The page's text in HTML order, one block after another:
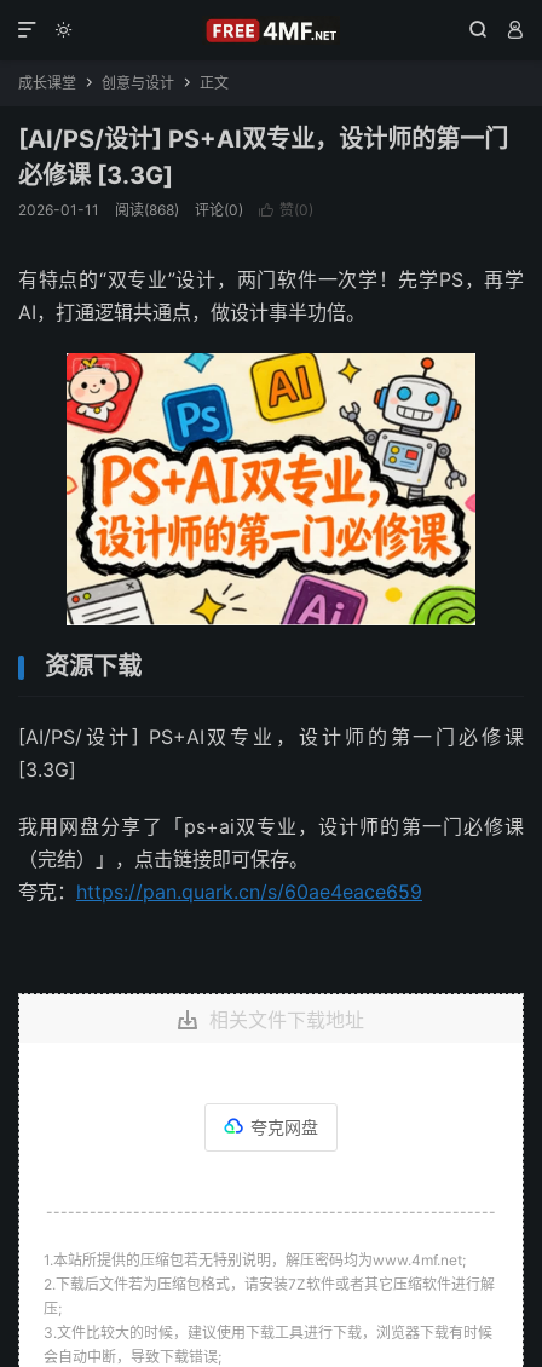
  

成长课堂  创意与设计  正文
[AI/PS/设计] PS+AI双专业，设计师的第一门
必修课 [3.3G]
2026-01-11 阅读(868) 评论(0)  赞(0)
有特点的“双专业”设计，两门软件一次学！先学PS，再学
AI，打通逻辑共通点，做设计事半功倍。
资源下载
[AI/PS/设计] PS+AI双专业，设计师的第一门必修课
[3.3G]
我用网盘分享了「ps+ai双专业，设计师的第一门必修课
（完结）」，点击链接即可保存。
夸克： https://pan.quark.cn/s/60ae4eace659
相关文件下载地址
夸克网盘
--------------------------------------------------------------
1.本站所提供的压缩包若无特别说明，解压密码均为www.4mf.net;
2.下载后文件若为压缩包格式，请安装7Z软件或者其它压缩软件进行解
压;
3.文件比较大的时候，建议使用下载工具进行下载，浏览器下载有时候
会自动中断，导致下载错误;